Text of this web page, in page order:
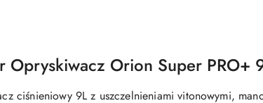
Opryskiwacz Orion Super PRO+
ciśnieniowy 9L z uszczelnieniami vitonowymi,